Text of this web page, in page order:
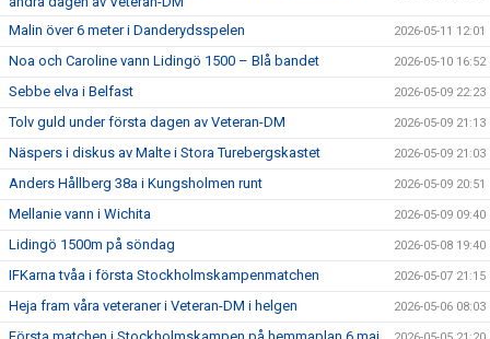
Malin över 6 meter i Danderydsspelen 2026-05-11 12:01
Noa och Caroline vann Lidingö 1500 – Blå bandet 2026-05-10 16:52
Sebbe elva i Belfast 2026-05-09 22:23
Tolv guld under första dagen av Veteran-DM 2026-05-09 21:13
Näspers i diskus av Malte i Stora Turebergskastet 2026-05-09 21:03
Anders Hållberg 38a i Kungsholmen runt 2026-05-09 20:51
Mellanie vann i Wichita 2026-05-09 09:40
Lidingö 1500m på söndag 2026-05-08 19:40
IFKarna tvåa i första Stockholmskampenmatchen 2026-05-07 21:15
Heja fram våra veteraner i Veteran-DM i helgen 2026-05-06 08:03